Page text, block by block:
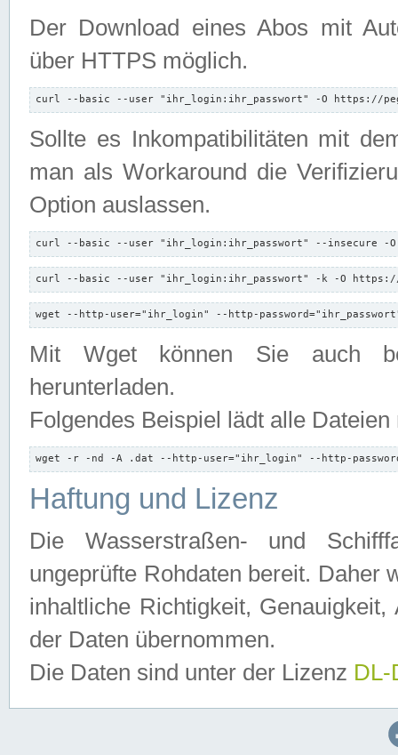
Der Download eines Abos mit
über HTTPS möglich.
curl --basic --user "ihr_login:ihr_passwort" -O https://
Sollte es Inkompatibilitäten mit
man als Workaround die
Option auslassen.
curl --basic --user "ihr_login:ihr_passwort" --insecure -
curl --basic --user "ihr_login:ihr_passwort" -k -O
wget --http-user="ihr_login" --http-
Mit Wget können Sie auch
herunterladen.
Folgendes Beispiel lädt alle
wget -r -nd -A .dat --http-user="ihr_login" --http-
Haftung und Lizenz
Die Wasserstraßen- und
ungeprüfte Rohdaten bereit. Daher
inhaltliche Richtigkeit,
der Daten übernommen.
Die Daten sind unter der Lizenz